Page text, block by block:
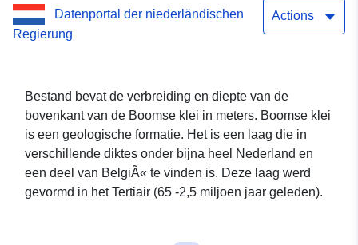
Datenportal der niederländischen
Regierung
Actions
Bestand bevat de verbreiding en diepte van de
bovenkant van de Boomse klei in meters. Boomse klei
is een geologische formatie. Het is een laag die in
verschillende diktes onder bijna heel Nederland en
een deel van BelgiÃ« te vinden is. Deze laag werd
gevormd in het Tertiair (65 -2,5 miljoen jaar geleden).